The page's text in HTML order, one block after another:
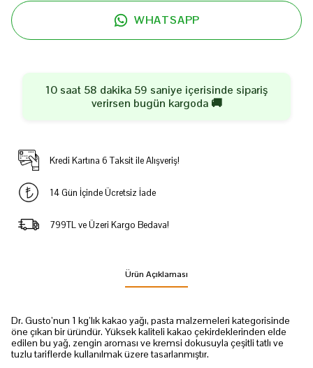
WHATSAPP
10 saat 58 dakika 59 saniye içerisinde sipariş
verirsen bugün kargoda 🚚
Kredi Kartına 6 Taksit ile Alışveriş!
14 Gün İçinde Ücretsiz İade
799TL ve Üzeri Kargo Bedava!
Ürün Açıklaması
Dr. Gusto’nun 1 kg’lık kakao yağı, pasta malzemeleri kategorisinde
öne çıkan bir üründür. Yüksek kaliteli kakao çekirdeklerinden elde
edilen bu yağ, zengin aroması ve kremsi dokusuyla çeşitli tatlı ve
tuzlu tariflerde kullanılmak üzere tasarlanmıştır.